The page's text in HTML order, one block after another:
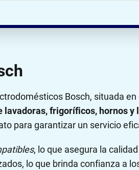
Bosch, situada
lavadoras, frigoríficos, hornos y
para garantizar un servicio
, lo que asegura la
lo que brinda confianza a